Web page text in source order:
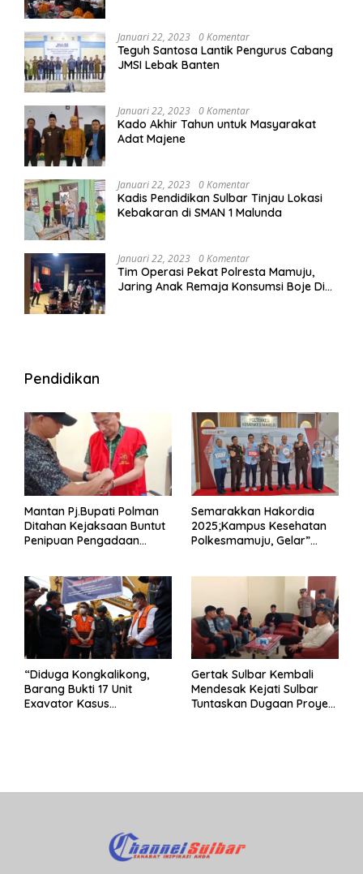
Januari 22, 2023 0 Komentar
Teguh Santosa Lantik Pengurus Cabang
JMSI Lebak Banten
Januari 22, 2023 0 Komentar
Kado Akhir Tahun untuk Masyarakat
Adat Majene
Januari 22, 2023 0 Komentar
Kadis Pendidikan Sulbar Tinjau Lokasi
Kebakaran di SMAN 1 Malunda
Januari 22, 2023 0 Komentar
Tim Operasi Pekat Polresta Mamuju,
Jaring Anak Remaja Konsumsi Boje Di
Pendidikan
Mantan Pj.Bupati Polman
Ditahan Kejaksaan Buntut
Penipuan Pengadaan
Semarakkan Hakordia
2025;Kampus Kesehatan
Polkesmamuju, Gelar”
“Diduga Kongkalikong,
Barang Bukti 17 Unit
Exavator Kasus
Gertak Sulbar Kembali
Mendesak Kejati Sulbar
Tuntaskan Dugaan Proyek